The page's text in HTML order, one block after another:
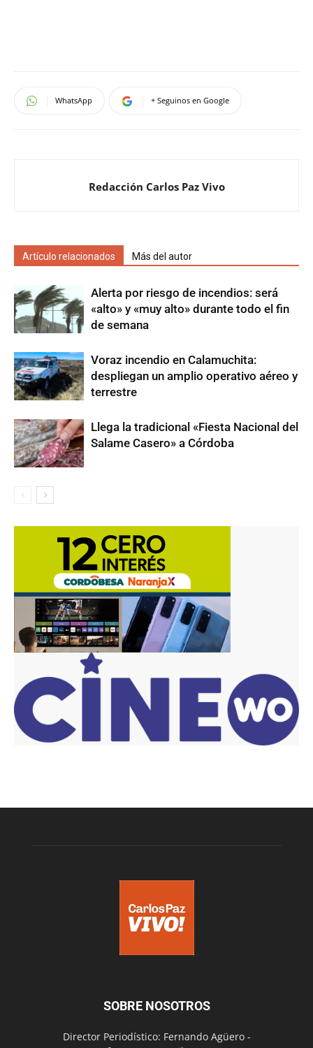
WhatsApp + Seguinos en Google
Redacción Carlos Paz Vivo
Artículo relacionados Más del autor
Alerta por riesgo de incendios: será
«alto» y «muy alto» durante todo el fin
de semana
Voraz incendio en Calamuchita:
despliegan un amplio operativo aéreo y
terrestre
Llega la tradicional «Fiesta Nacional del
Salame Casero» a Córdoba
SOBRE NOSOTROS
Director Periodístico: Fernando Agüero -